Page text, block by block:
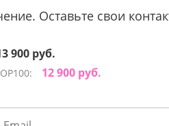
Оставьте свои
900 руб.
12 900 руб.